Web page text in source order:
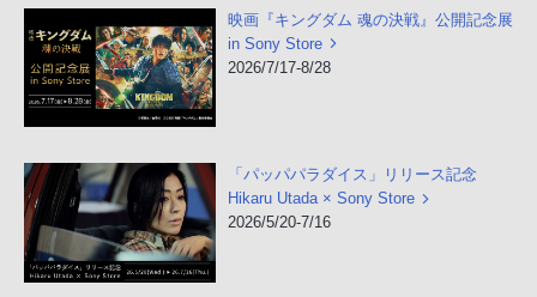
映画『キングダム 魂の決戦』公開記念展
in Sony Store
2026/7/17-8/28
「パッパパラダイス」リリース記念
Hikaru Utada × Sony Store
2026/5/20-7/16